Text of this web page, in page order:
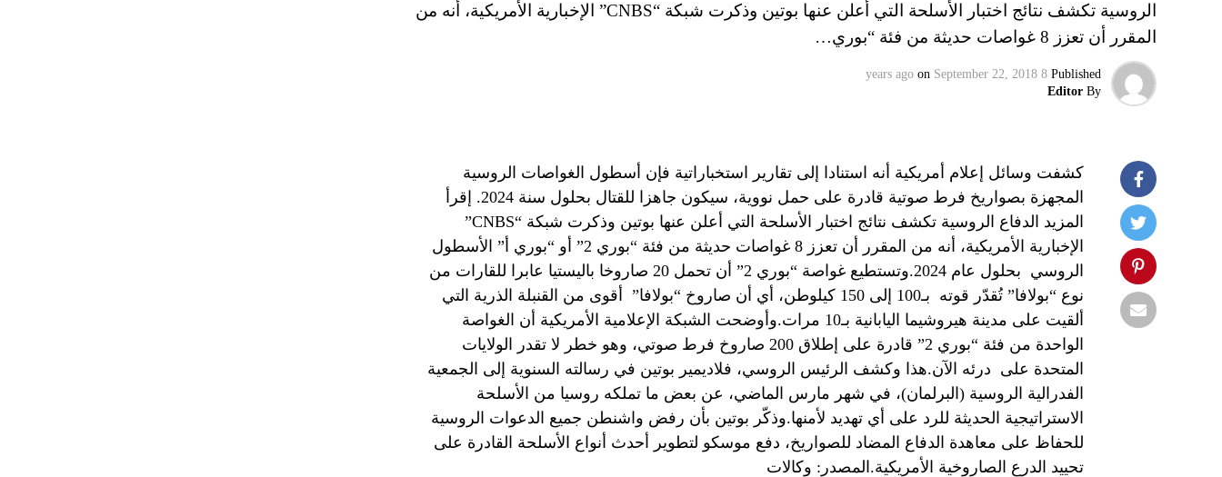
الروسية تكشف نتائج اختبار الأسلحة التي أعلن عنها بوتين وذكرت شبكة “CNBS” الإخبارية الأمريكية، أنه من
المقرر أن تعزز 8 غواصات حديثة من فئة “بوري…
Published
8 years ago
on September 22, 2018
By
Editor
كشفت وسائل إعلام أمريكية أنه استنادا إلى تقارير استخباراتية فإن أسطول الغواصات الروسية
المجهزة بصواريخ فرط صوتية قادرة على حمل نووية، سيكون جاهزا للقتال بحلول سنة 2024. إقرأ
المزيد الدفاع الروسية تكشف نتائج اختبار الأسلحة التي أعلن عنها بوتين وذكرت شبكة “CNBS”
الإخبارية الأمريكية، أنه من المقرر أن تعزز 8 غواصات حديثة من فئة “بوري 2” أو “بوري أ” الأسطول
الروسي بحلول عام 2024.وتستطيع غواصة “بوري 2” أن تحمل 20 صاروخا باليستيا عابرا للقارات من
نوع “بولافا” تُقدّر قوته بـ100 إلى 150 كيلوطن، أي أن صاروخ “بولافا” أقوى من القنبلة الذرية التي
ألقيت على مدينة هيروشيما اليابانية بـ10 مرات.وأوضحت الشبكة الإعلامية الأمريكية أن الغواصة
الواحدة من فئة “بوري 2” قادرة على إطلاق 200 صاروخ فرط صوتي، وهو خطر لا تقدر الولايات
المتحدة على درئه الآن.هذا وكشف الرئيس الروسي، فلاديمير بوتين في رسالته السنوية إلى الجمعية
الفدرالية الروسية (البرلمان)، في شهر مارس الماضي، عن بعض ما تملكه روسيا من الأسلحة
الاستراتيجية الحديثة للرد على أي تهديد لأمنها.وذكّر بوتين بأن رفض واشنطن جميع الدعوات الروسية
للحفاظ على معاهدة الدفاع المضاد للصواريخ، دفع موسكو لتطوير أحدث أنواع الأسلحة القادرة على
تحييد الدرع الصاروخية الأمريكية.المصدر: وكالات